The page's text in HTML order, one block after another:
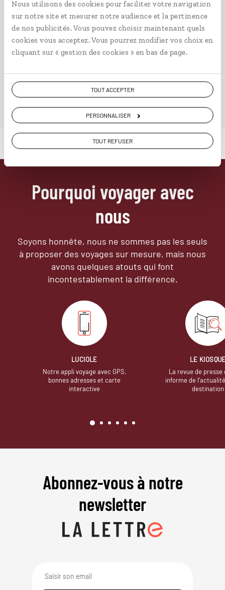
Nous utilisons des cookies pour faciliter votre navigation
sur notre site et mesurer notre audience et la pertinence
de nos publicités. Vous pouvez choisir maintenant quels
cookies vous acceptez. Vous pourrez modifier vos choix en
cliquant sur « gestion des cookies » en bas de page.
TOUT ACCEPTER
PERSONNALISER
TOUT REFUSER
OUEST
Pourquoi voyager avec
nous
Soyons honnête, nous ne sommes pas les seuls
à proposer des voyages sur mesure, mais nous
avons quelques atouts qui font
incontestablement la différence.
LUCIOLE
Notre appli voyage avec GPS,
bonnes adresses et carte
interactive
LE
La revue de presse
informe de
destination
Abonnez-vous à notre
newsletter